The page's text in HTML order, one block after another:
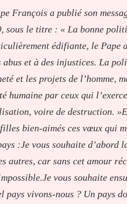
François a publié son
sous le titre : « La bonne
édifiante, le Pape
et à des injustices. La
et les projets de l’homme,
humaine par ceux qui
voire de destruction.
bien-aimés ces vœux qui
:Je vous souhaite d’abord
autres, car sans cet amour
vous souhaite
pays vivons-nous ? Un pays